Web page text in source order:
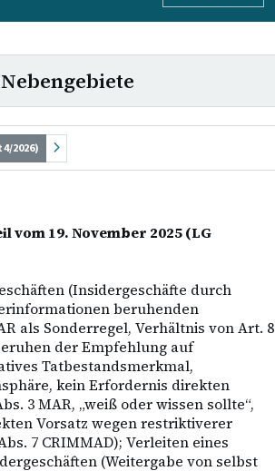
4/2026)
vom 19. November 2025 (LG
(Insidergeschäfte durch
beruhenden
als Sonderregel, Verhältnis von Art. 8
der Empfehlung auf
Tatbestandsmerkmal,
kein Erfordernis direkten
3 MAR, „weiß oder wissen sollte“,
Vorsatz wegen restriktiverer
7 CRIMMAD); Verleiten eines
(Weitergabe von selbst